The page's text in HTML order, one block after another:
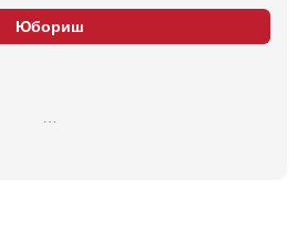
Юбориш